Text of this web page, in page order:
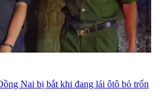
Nai bị bắt khi đang lái ôtô bỏ trốn